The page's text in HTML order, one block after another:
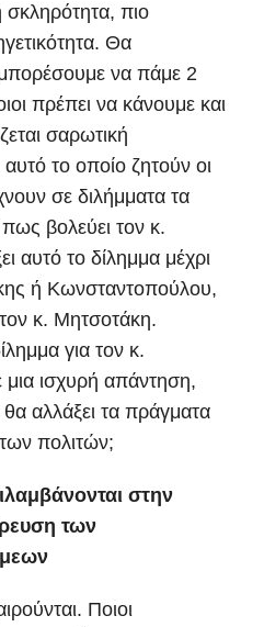
πιο
Θα
να πάμε 2
πρέπει να κάνουμε και
σαρωτική
το οποίο ζητούν οι
σε διλήμματα τα
βολεύει τον κ.
αυτό το δίλημμα μέχρι
ή Κωνσταντοπούλου,
τον κ. Μητσοτάκη.
για τον κ.
ισχυρή απάντηση,
αλλάξει τα πράγματα
πολιτών;
στην
των
Ποιοι